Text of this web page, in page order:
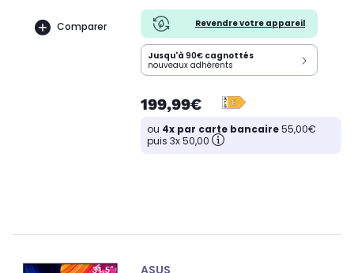
Comparer Revendre votre appareil
Jusqu'à 90€ cagnottés
nouveaux adhérents
199,99€
ou 4x par carte bancaire55,00€
puis 3x 50,00